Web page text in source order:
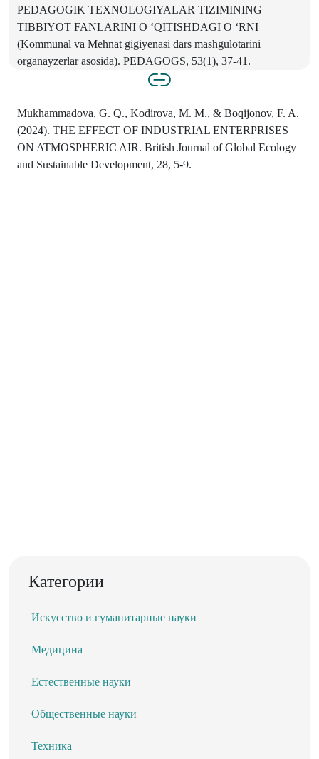
PEDAGOGIK TEXNOLOGIYALAR TIZIMINING
TIBBIYOT FANLARINI O ‘QITISHDAGI O ‘RNI
(Kommunal va Mehnat gigiyenasi dars mashgulotarini
organayzerlar asosida). PEDAGOGS, 53(1), 37-41.
Mukhammadova, G. Q., Kodirova, M. M., & Boqijonov, F. A.
(2024). THE EFFECT OF INDUSTRIAL ENTERPRISES
ON ATMOSPHERIC AIR. British Journal of Global Ecology
and Sustainable Development, 28, 5-9.
Категории
Искусство и гуманитарные науки
Медицина
Естественные науки
Общественные науки
Техника